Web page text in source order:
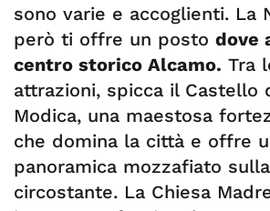
sono varie e accoglienti. La
però ti offre un posto dove
centro storico Alcamo. Tra
attrazioni, spicca il Castello
Modica, una maestosa
che domina la città e offre
panoramica mozzafiato
circostante. La Chiesa